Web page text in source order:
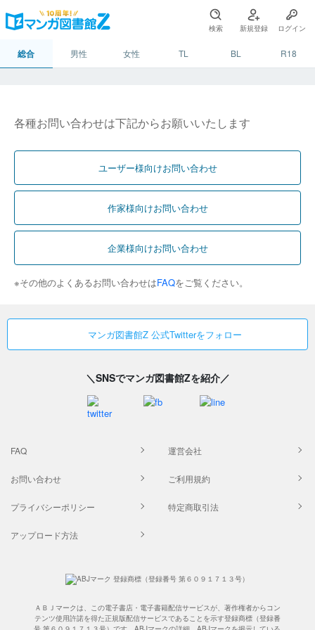
検索 新規登録 ログイン
総合 男性 女性 TL BL R18
各種お問い合わせは下記からお願いいたします
ユーザー様向けお問い合わせ
作家様向けお問い合わせ
企業様向けお問い合わせ
※その他のよくあるお問い合わせはFAQをご覧ください。
マンガ図書館Z 公式Twitterをフォロー
＼SNSでマンガ図書館Zを紹介／
FAQ 運営会社
お問い合わせ ご利用規約
プライバシーポリシー 特定商取引法
アップロード方法
ＡＢＪマークは、この電子書店・電子書籍配信サービスが、著作権者からコン
テンツ使用許諾を得た正規版配信サービスであることを示す登録商標（登録番